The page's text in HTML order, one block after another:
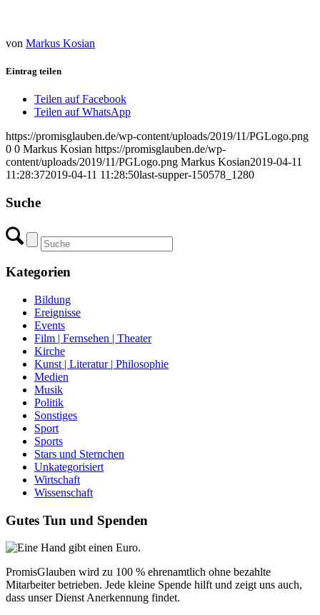
von Markus Kosian
Eintrag teilen
Teilen auf Facebook
Teilen auf WhatsApp
https://promisglauben.de/wp-content/uploads/2019/11/PGLogo.png
0 0 Markus Kosian https://promisglauben.de/wp-
content/uploads/2019/11/PGLogo.png Markus Kosian2019-04-11
11:28:372019-04-11 11:28:50last-supper-150578_1280
Suche
Kategorien
Bildung
Ereignisse
Events
Film | Fernsehen | Theater
Kirche
Kunst | Literatur | Philosophie
Medien
Musik
Politik
Sonstiges
Sport
Sports
Stars und Sternchen
Unkategorisiert
Wirtschaft
Wissenschaft
Gutes Tun und Spenden
PromisGlauben wird zu 100 % ehrenamtlich ohne bezahlte
Mitarbeiter betrieben. Jede kleine Spende hilft und zeigt uns auch,
dass unser Dienst Anerkennung findet.